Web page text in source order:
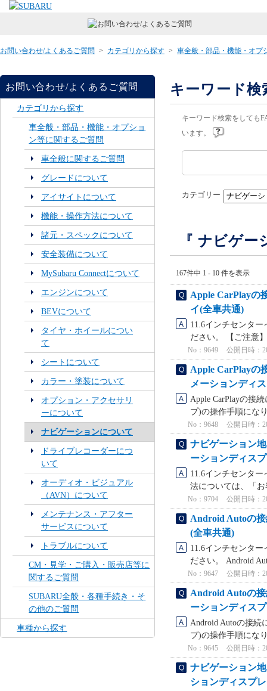
お問い合わせ/よくあるご質問 > カテゴリから探す > 車全般・部品・機能・オプ
お問い合わせ/よくあるご質問
カテゴリから探す
車全般・部品・機能・オプショ
ン等に関するご質問
車全般に関するご質問
グレードについて
アイサイトについて
機能・操作方法について
諸元・スペックについて
安全装備について
MySubaru Connectについて
エンジンについて
BEVについて
タイヤ・ホイールについ
て
シートについて
カラー・塗装について
オプション・アクセサリ
ーについて
ナビゲーションについて
ドライブレコーダーにつ
いて
オーディオ・ビジュアル
（AVN）について
メンテナンス・アフター
サービスについて
トラブルについて
CM・見学・ご購入・販売店等に
関するご質問
SUBARU全般・各種手続き・そ
の他のご質問
車種から探す
キーワード検
キーワード検索をしても
います。
カテゴリー
『 ナビゲ
167件中 1 - 10 件を表示
Apple CarPlayの
イ(全車共通)
11.6インチセンタ
ださい。 【ご注意
No：9649 公開日時：
Apple CarPlayの
メーションディ
Apple CarPlayの接
プ)の操作手順にな
No：9648 公開日時：
ナビゲーション
ーションディス
11.6インチセンタ
法については、「
No：9704 公開日時：
Android Autoの
(全車共通)
11.6インチセンタ
ださい。 Android
No：9647 公開日時：
Android Autoの
ーションディス
Android Autoの接続
プ)の操作手順にな
No：9645 公開日時：
ナビゲーション
ションディスプ